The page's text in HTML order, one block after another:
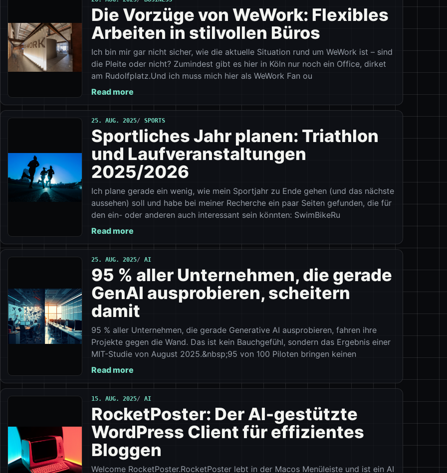
Die Vorzüge von WeWork: Flexibles
Arbeiten in stilvollen Büros
Ich bin mir gar nicht sicher, wie die aktuelle Situation rund um WeWork ist – sind
die Pleite oder nicht? Zumindest gibt es hier in Köln nur noch ein Office, dirket
am Rudolfplatz.Und ich muss mich hier als WeWork Fan ou
Read more
25. AUG. 2025 SPORTS
Sportliches Jahr planen: Triathlon
und Laufveranstaltungen
2025/2026
Ich plane gerade ein wenig, wie mein Sportjahr zu Ende gehen (und das nächste
aussehen) soll und habe bei meiner Recherche ein paar Seiten gefunden, die für
den ein- oder anderen auch interessant sein könnten: SwimBikeRu
Read more
25. AUG. 2025 AI
95 % aller Unternehmen, die gerade
GenAI ausprobieren, scheitern
damit
95 % aller Unternehmen, die gerade Generative AI ausprobieren, fahren ihre
Projekte gegen die Wand. Das ist kein Bauchgefühl, sondern das Ergebnis einer
MIT-Studie von August 2025.&nbsp;95 von 100 Piloten bringen keinen
Read more
15. AUG. 2025 AI
RocketPoster: Der AI-gestützte
WordPress Client für effizientes
Bloggen
Welcome RocketPoster.RocketPoster lebt in der Macos Menüleiste und ist ein AI